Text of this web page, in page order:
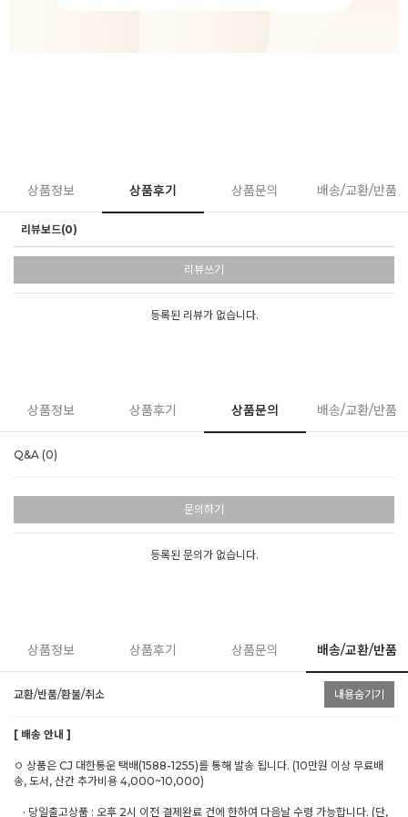
상품정보 상품후기 상품문의 배송/교환/반품
리뷰보드(0)
리뷰쓰기
등록된 리뷰가 없습니다.
상품정보 상품후기 상품문의 배송/교환/반품
Q&A (0)
문의하기
등록된 문의가 없습니다.
상품정보 상품후기 상품문의 배송/교환/반품
교환/반품/환불/취소 내용숨기기
[ 배송 안내 ]
ㅇ 상품은 CJ 대한통운 택배(1588-1255)를 통해 발송 됩니다. (10만원 이상 무료배
송, 도서, 산간 추가비용 4,000~10,000)
· 당일출고상품 : 오후 2시 이전 결제완료 건에 한하여 다음날 수령 가능합니다. (단,